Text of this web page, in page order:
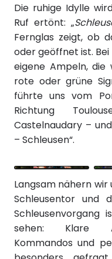
Die ruhige Idylle
Ruf ertönt: „
Fernglas zeigt, ob
oder geöffnet ist.
eigene Ampeln,
rote oder grüne
führte uns vom
Richtung
Castelnaudary –
– Schleusen“.
Langsam nähern
Schleusentor und
Schleusenvorgang
sehen: Klare
Kommandos und